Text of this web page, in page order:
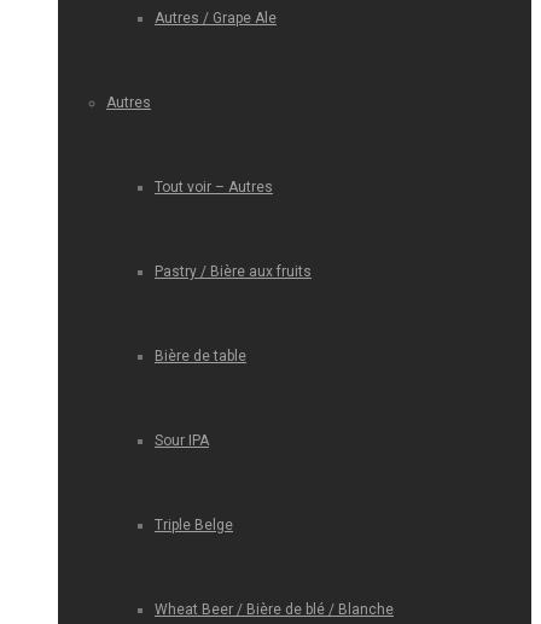
Autres / Grape Ale
Autres
Tout voir – Autres
Pastry / Bière aux fruits
Bière de table
Sour IPA
Triple Belge
Wheat Beer / Bière de blé / Blanche